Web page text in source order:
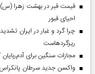
احیای قبور
چرا گرد و غبار در ایران
ریزگردهاست
مجازات سنگین برای
واکسن جدید سرطان